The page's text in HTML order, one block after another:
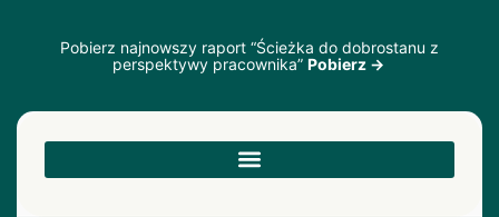
Pobierz najnowszy raport “Ścieżka do dobrostanu z
perspektywy pracownika” Pobierz →